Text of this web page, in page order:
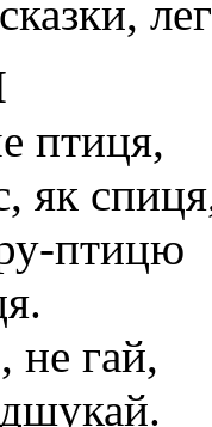
птиця,
як
птицю
не гай,